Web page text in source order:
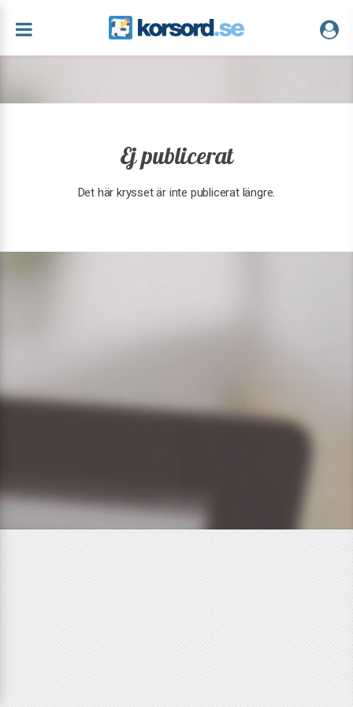
Ej publicerat
Det här krysset är inte publicerat längre.